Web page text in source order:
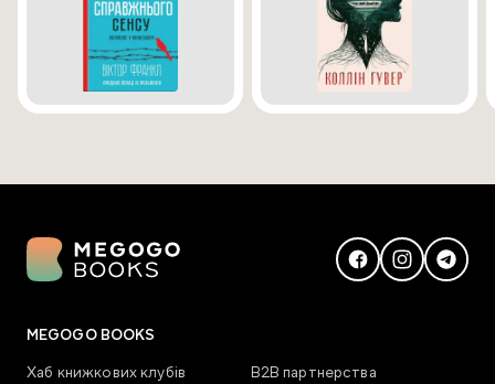
MEGOGO BOOKS
Хаб книжкових клубів
В2В партнерства